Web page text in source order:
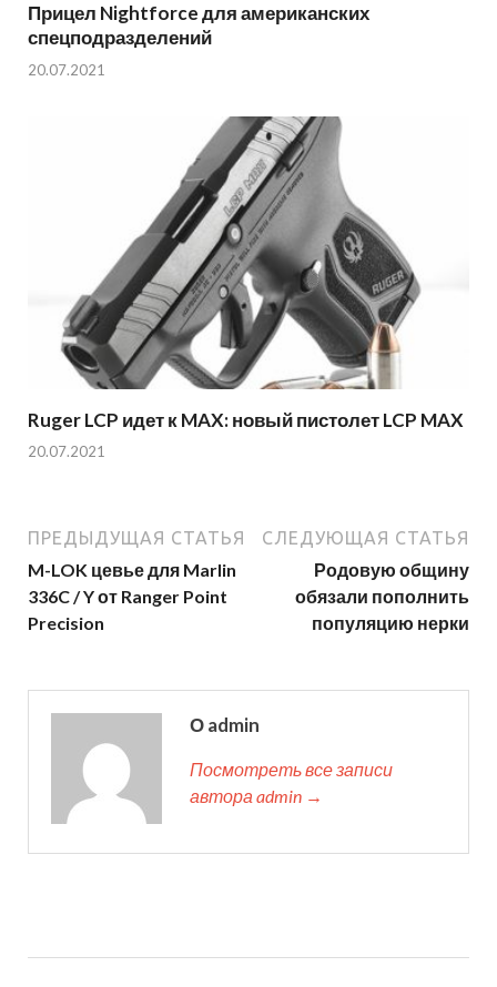
Прицел Nightforce для американских
спецподразделений
20.07.2021
Ruger LCP идет к MAX: новый пистолет LCP MAX
20.07.2021
ПРЕДЫДУЩАЯ СТАТЬЯ
M-LOK цевье для Marlin
336C / Y от Ranger Point
Precision
СЛЕДУЮЩАЯ СТАТЬЯ
Родовую общину
обязали пополнить
популяцию нерки
О admin
Посмотреть все записи
автора admin →